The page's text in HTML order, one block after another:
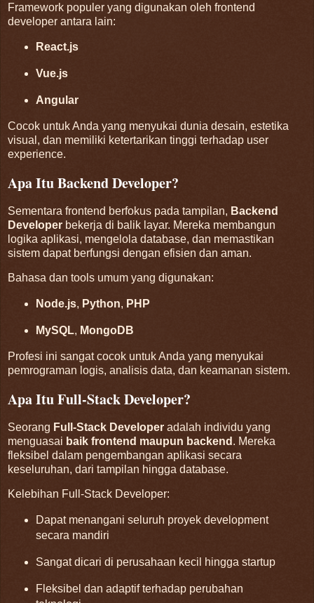
Framework populer yang digunakan oleh frontend
developer antara lain:
React.js
Vue.js
Angular
Cocok untuk Anda yang menyukai dunia desain, estetika
visual, dan memiliki ketertarikan tinggi terhadap user
experience.
Apa Itu Backend Developer?
Sementara frontend berfokus pada tampilan, Backend
Developer bekerja di balik layar. Mereka membangun
logika aplikasi, mengelola database, dan memastikan
sistem dapat berfungsi dengan efisien dan aman.
Bahasa dan tools umum yang digunakan:
Node.js, Python, PHP
MySQL, MongoDB
Profesi ini sangat cocok untuk Anda yang menyukai
pemrograman logis, analisis data, dan keamanan sistem.
Apa Itu Full‑Stack Developer?
Seorang Full‑Stack Developer adalah individu yang
menguasai baik frontend maupun backend . Mereka
fleksibel dalam pengembangan aplikasi secara
keseluruhan, dari tampilan hingga database.
Kelebihan Full‑Stack Developer:
Dapat menangani seluruh proyek development
secara mandiri
Sangat dicari di perusahaan kecil hingga startup
Fleksibel dan adaptif terhadap perubahan